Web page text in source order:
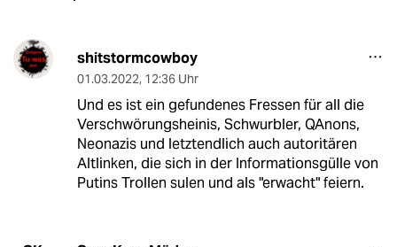
shitstormcowboy
01.03.2022, 12:36 Uhr
Und es ist ein gefundenes Fressen für all die
Verschwörungsheinis, Schwurbler, QAnons,
Neonazis und letztendlich auch autoritären
Altlinken, die sich in der Informationsgülle von
Putins Trollen sulen und als "erwacht" feiern.